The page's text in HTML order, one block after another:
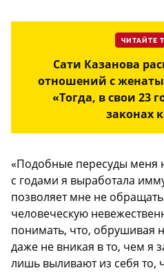
ЧИТАЙТЕ
Сати Казанова
отношений с
«Тогда, в свои 23
законах
«Подобные пересуды меня
с годами я выработала
позволяет мне не
человеческую
понимать, что, обрушивая
даже не вникая в то, чем я
лишь выливают из себя то,